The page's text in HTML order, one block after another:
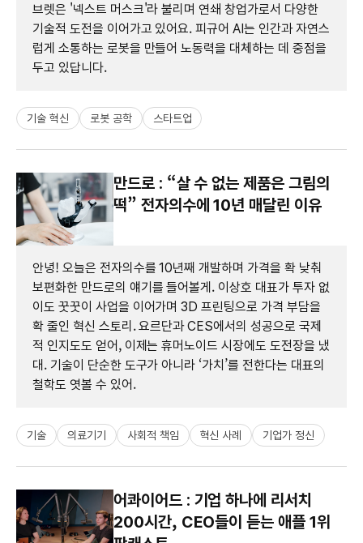
브렛은 '넥스트 머스크'라 불리며 연쇄 창업가로서 다양한
기술적 도전을 이어가고 있어요. 피규어 AI는 인간과 자연스
럽게 소통하는 로봇을 만들어 노동력을 대체하는 데 중점을
두고 있답니다.
기술 혁신 로봇 공학 스타트업
만드로 : “살 수 없는 제품은 그림의
떡” 전자의수에 10년 매달린 이유
안녕! 오늘은 전자의수를 10년째 개발하며 가격을 확 낮춰
보편화한 만드로의 얘기를 들어볼게. 이상호 대표가 투자 없
이도 꿋꿋이 사업을 이어가며 3D 프린팅으로 가격 부담을
확 줄인 혁신 스토리. 요르단과 CES에서의 성공으로 국제
적 인지도도 얻어, 이제는 휴머노이드 시장에도 도전장을 냈
대. 기술이 단순한 도구가 아니라 ‘가치’를 전한다는 대표의
철학도 엿볼 수 있어.
기술 의료기기 사회적 책임 혁신 사례 기업가 정신
어콰이어드 : 기업 하나에 리서치
200시간, CEO들이 듣는 애플 1위